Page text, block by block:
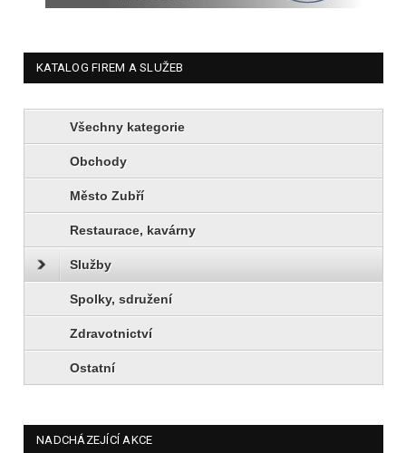
KATALOG FIREM A SLUŽEB
Všechny kategorie
Obchody
Město Zubří
Restaurace, kavárny
Služby
Spolky, sdružení
Zdravotnictví
Ostatní
NADCHÁZEJÍCÍ AKCE